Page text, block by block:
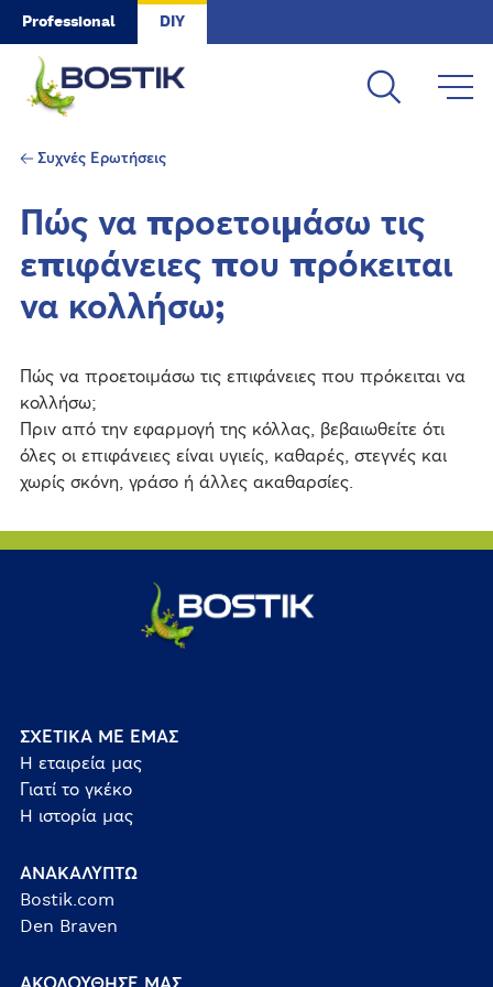
Skip to main content
Professional DIY
Συχνές Ερωτήσεις
Πώς να προετοιμάσω τις
επιφάνειες που πρόκειται
να κολλήσω;
Πώς να προετοιμάσω τις επιφάνειες που πρόκειται να
κολλήσω;
Πριν από την εφαρμογή της κόλλας, βεβαιωθείτε ότι
όλες οι επιφάνειες είναι υγιείς, καθαρές, στεγνές και
χωρίς σκόνη, γράσο ή άλλες ακαθαρσίες.
ΣΧΕΤΙΚΑ ΜΕ ΕΜΑΣ
Η εταιρεία μας
Γιατί το γκέκο
Η ιστορία μας
ΑΝΑΚΑΛΥΠΤΩ
Bostik.com
Den Braven